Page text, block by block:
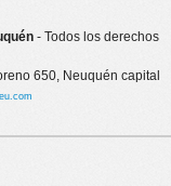
- Todos los derechos
650, Neuquén capital